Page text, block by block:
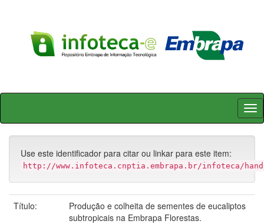
Skip
Use este identificador para citar ou linkar para este item:
http://www.infoteca.cnptia.embrapa.br/infoteca/
Título:
Produção e colheita de sementes de eucaliptos
subtropicais na Embrapa Florestas.